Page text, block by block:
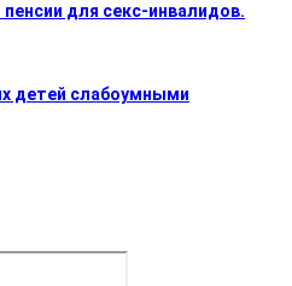
пенсии для секс-инвалидов.
детей слабоумными